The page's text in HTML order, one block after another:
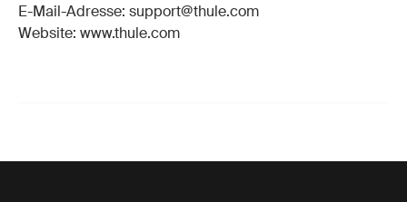
E-Mail-Adresse: support@thule.com
Website: www.thule.com